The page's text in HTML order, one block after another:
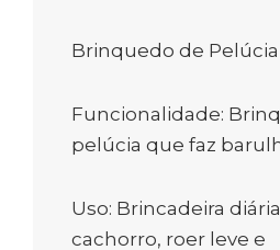
Brinquedo de Pelúcia
Funcionalidade:
pelúcia que faz
Uso: Brincadeira
cachorro, roer leve e